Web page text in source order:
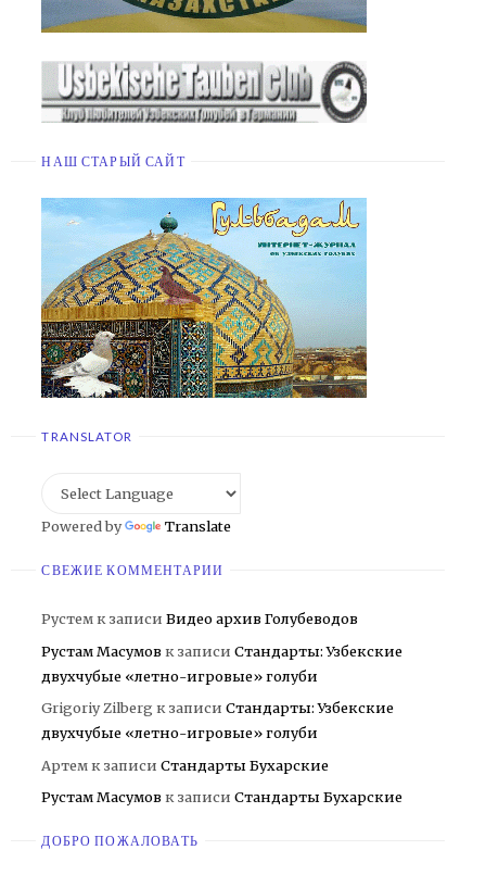
НАШ СТАРЫЙ САЙТ
TRANSLATOR
Powered by Translate
СВЕЖИЕ КОММЕНТАРИИ
Рустемк записиВидео архив Голубеводов
Рустам Масумов к записиСтандарты: Узбекские
двухчубые «летно-игровые» голуби
Grigoriy Zilberg к записиСтандарты: Узбекские
двухчубые «летно-игровые» голуби
Артемк записиСтандарты Бухарские
Рустам Масумов к записиСтандарты Бухарские
ДОБРО ПОЖАЛОВАТЬ